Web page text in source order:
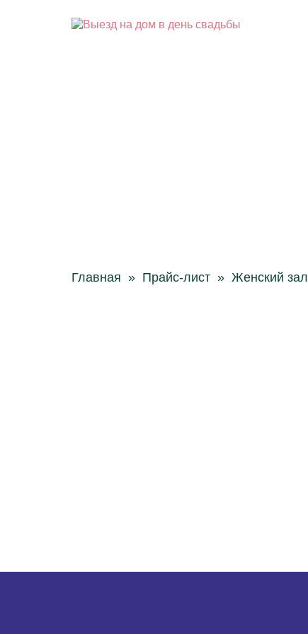
Главная » Прайс-лист » Женский зал